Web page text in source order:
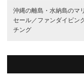
沖縄の離島・水納島のマ
セール／ ファンダイビン
チング